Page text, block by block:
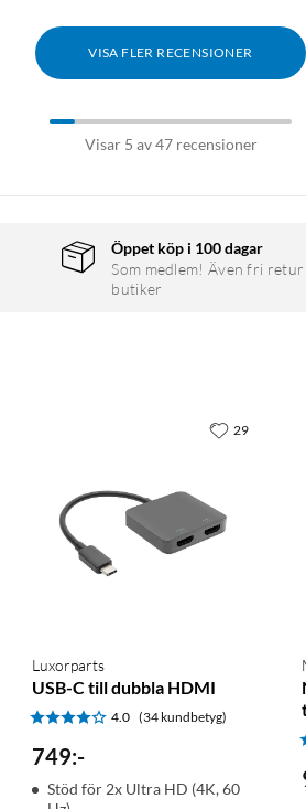
VISA FLER RECENSIONER
Visar 5 av 47 recensioner
Öppet köp i 100 dagar
Som medlem! Även fri retur
butiker
Luxorparts
USB-C till dubbla HDMI
4.0 (34 kundbetyg)
749:-
Stöd för 2x Ultra HD (4K, 60
29